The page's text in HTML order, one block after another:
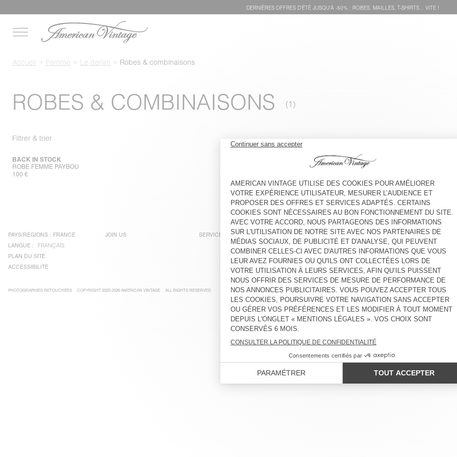
DERNIÈRES OFFRES D'ÉTÊ JUSQU'À -50% : ROBES, MAILLES, T-SHIRTS... VITE !
Accueil Femme Le denim Robes & combinaisons
ROBES & COMBINAISONS
Filtrer & trier
ROBE FEMME PAYBOU
BACK IN STOCK
100 €
PAYS/RÉGIONS : FRANCE
LANGUE :
FRANÇAIS
PLAN DU SITE
ACCESSIBILITÉ
JOIN US SERVICE CLIENT MENTIONS LÉGALES NOS BOUTIQUES
PHOTOGRAPHIES RETOUCHÉES COPYRIGHT 2025-2026 AMERICAN VINTAGE ALL RIGHTS RESERVED